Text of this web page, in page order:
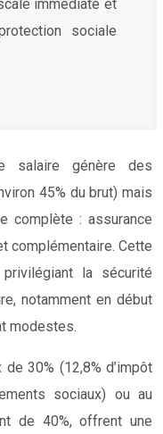
immédiate et
sociale
salaire génère des
45% du brut) mais
complète : assurance
complémentaire. Cette
la sécurité
notamment en début
modestes.
30% (12,8% d’impôt
sociaux) ou au
de 40%, offrent une